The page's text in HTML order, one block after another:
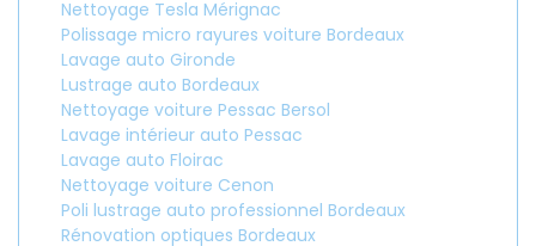
Nettoyage Tesla Mérignac
Polissage micro rayures voiture Bordeaux
Lavage auto Gironde
Lustrage auto Bordeaux
Nettoyage voiture Pessac Bersol
Lavage intérieur auto Pessac
Lavage auto Floirac
Nettoyage voiture Cenon
Poli lustrage auto professionnel Bordeaux
Rénovation optiques Bordeaux